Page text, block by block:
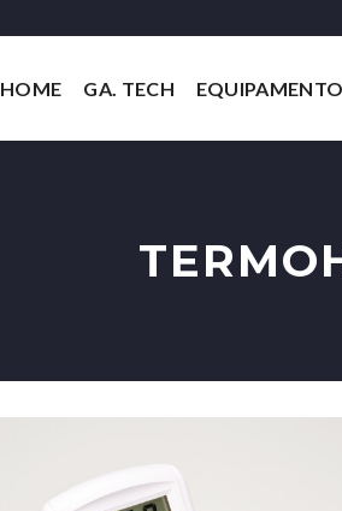
HOME GA. TECH